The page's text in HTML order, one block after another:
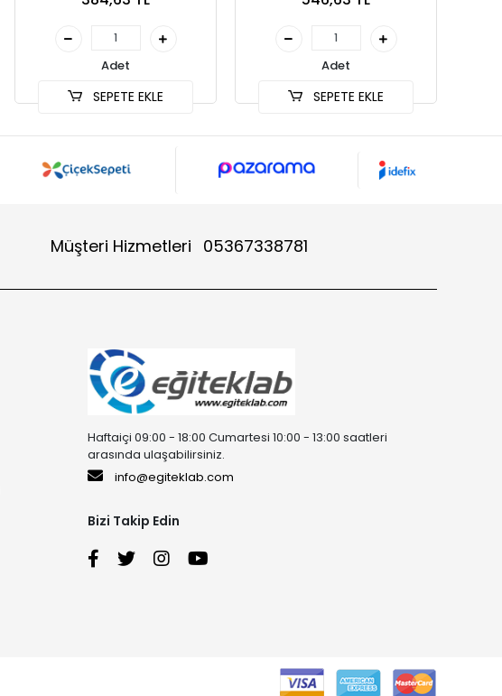
Adet
SEPETE EKLE
Adet
SEPETE EKLE
Müşteri Hizmetleri 05367338781
Haftaiçi 09:00 - 18:00 Cumartesi 10:00 - 13:00 saatleri
arasında ulaşabilirsiniz.
info@egiteklab.com
Bizi Takip Edin